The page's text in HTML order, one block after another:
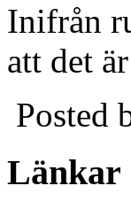
Inifrån
att det
Posted
Länkar